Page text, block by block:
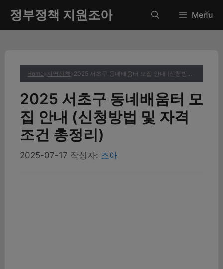
츠
정부정책 지원조아 Menu
Home»지역정책 » 2025 서초구 동네배움터 모집 안내 (신청방법 및 자격조건 총정리)
2025 서초구 동네배움터 모
집 안내 (신청방법 및 자격
조건 총정리)
2025-07-17 작성자: 조아
✕